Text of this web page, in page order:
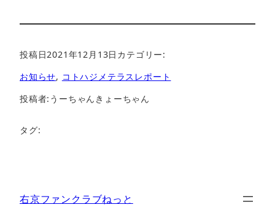
投稿日2021年12月13日 カテゴリー:
お知らせ, コトハジメテラスレポート
投稿者: うーちゃんきょーちゃん
タグ:
右京ファンクラブねっと